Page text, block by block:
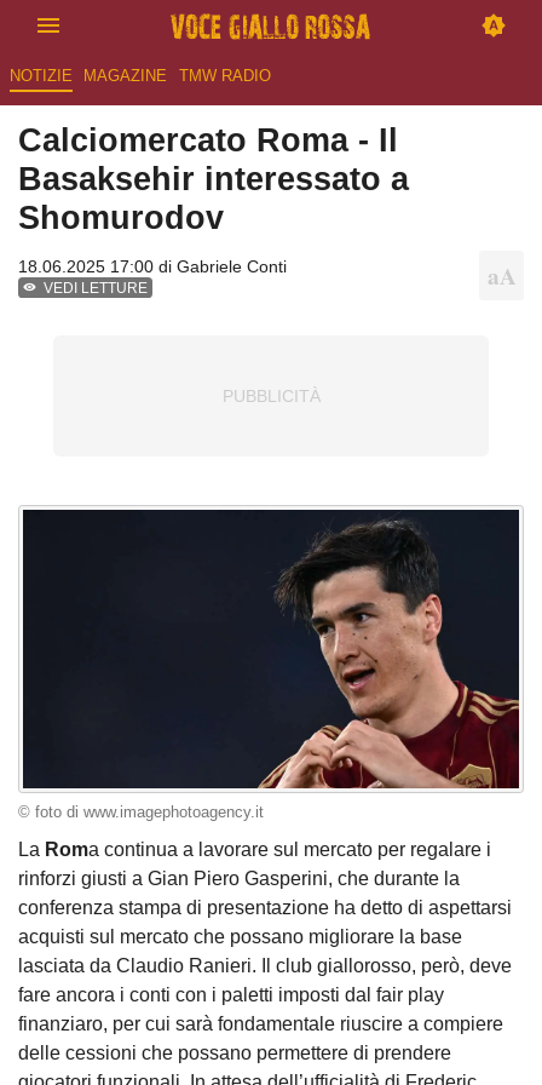
NOTIZIE MAGAZINE TMW RADIO
Calciomercato Roma - Il
Basaksehir interessato a
Shomurodov
18.06.2025 17:00 di Gabriele Conti
VEDI LETTURE
© foto di www.imagephotoagency.it
La Roma continua a lavorare sul mercato per regalare i
rinforzi giusti a Gian Piero Gasperini, che durante la
conferenza stampa di presentazione ha detto di aspettarsi
acquisti sul mercato che possano migliorare la base
lasciata da Claudio Ranieri. Il club giallorosso, però, deve
fare ancora i conti con i paletti imposti dal fair play
finanziaro, per cui sarà fondamentale riuscire a compiere
delle cessioni che possano permettere di prendere